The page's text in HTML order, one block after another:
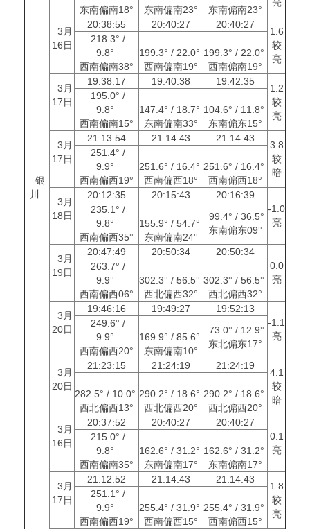
银
川
东南偏南18°
东南偏南23°
东南偏南23°
3月
16日
20:38:55 20:40:27 20:40:27
1.6
较
亮
218.3° /
9.8°
西南偏南38°
199.3° / 22.0°
西南偏南19°
199.3° / 22.0°
西南偏南19°
3月
17日
19:38:17 19:40:38 19:42:35
1.2
较
亮
195.0° /
9.8°
西南偏南15°
147.4° / 18.7°
东南偏南33°
104.6° / 11.8°
东南偏东15°
3月
17日
21:13:54 21:14:43 21:14:43
3.8
较
暗
251.4° /
9.9°
西南偏西19°
251.6° / 16.4°
西南偏西18°
251.6° / 16.4°
西南偏西18°
3月
18日
20:12:35 20:15:43
20:16:39
-1.0
亮
235.1° /
9.8°
西南偏西35°
155.9° / 54.7°
东南偏南24°
99.4° / 36.5°
东南偏东09°
3月
19日
20:47:49 20:50:34
20:50:34
0.0
亮
263.7° /
9.9°
西南偏西06°
302.3° / 56.5°
西北偏西32°
302.3° / 56.5°
西北偏西32°
3月
20日
19:46:16 19:49:27
19:52:13
-1.1
亮
249.6° /
9.9°
西南偏西20°
169.9° / 85.6°
东南偏南10°
73.0° / 12.9°
东北偏东17°
3月
20日
21:23:15 21:24:19 21:24:19
4.1
较
暗
282.5° / 10.0°
西北偏西13°
290.2° / 18.6°
西北偏西20°
290.2° / 18.6°
西北偏西20°
3月
16日
20:37:52 20:40:27
20:40:27
0.1
亮
215.0° /
9.8°
西南偏南35°
162.6° / 31.2°
东南偏南17°
162.6° / 31.2°
东南偏南17°
3月
17日
21:12:52 21:14:43 21:14:43
1.8
较
亮
251.1° /
9.9°
西南偏西19°
255.4° / 31.9°
西南偏西15°
255.4° / 31.9°
西南偏西15°